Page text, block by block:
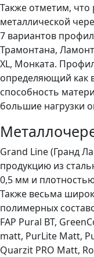
Также отметим,
металлической
7 вариантов
Трамонтана,
XL, Монката.
определяющий как
способность
большие нагрузки
Grand Line (Гранд
продукцию из
0,5 мм и
Также весьма
полимерных
FAP Pural BT,
matt, PurLite Matt,
Quarzit PRO Matt,